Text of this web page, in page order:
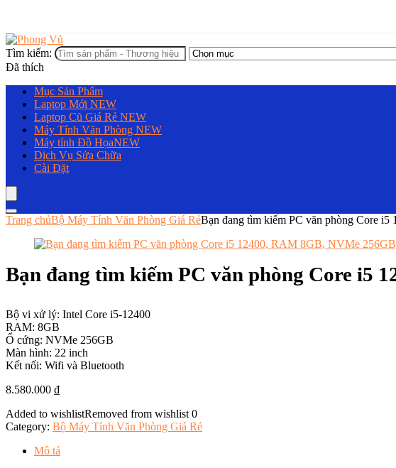
Tìm kiếm:
Đã thích
Mục Sản Phẩm
Laptop Mới NEW
Laptop Cũ Giá Rẻ NEW
Máy Tính Văn Phòng NEW
Máy tính Đồ HọaNEW
Dịch Vụ Sửa Chữa
Cài Đặt
Trang chủBộ Máy Tính Văn Phòng Giá RẻBạn đang tìm kiếm PC văn phòng Core
Bạn đang tìm kiếm PC văn phòng Core i5
Bộ vi xử lý: Intel Core i5-12400
RAM: 8GB
Ổ cứng: NVMe 256GB
Màn hình: 22 inch
Kết nối: Wifi và Bluetooth
8.580.000 ₫
Added to wishlistRemoved from wishlist 0
Category: Bộ Máy Tính Văn Phòng Giá Rẻ
Mô tả